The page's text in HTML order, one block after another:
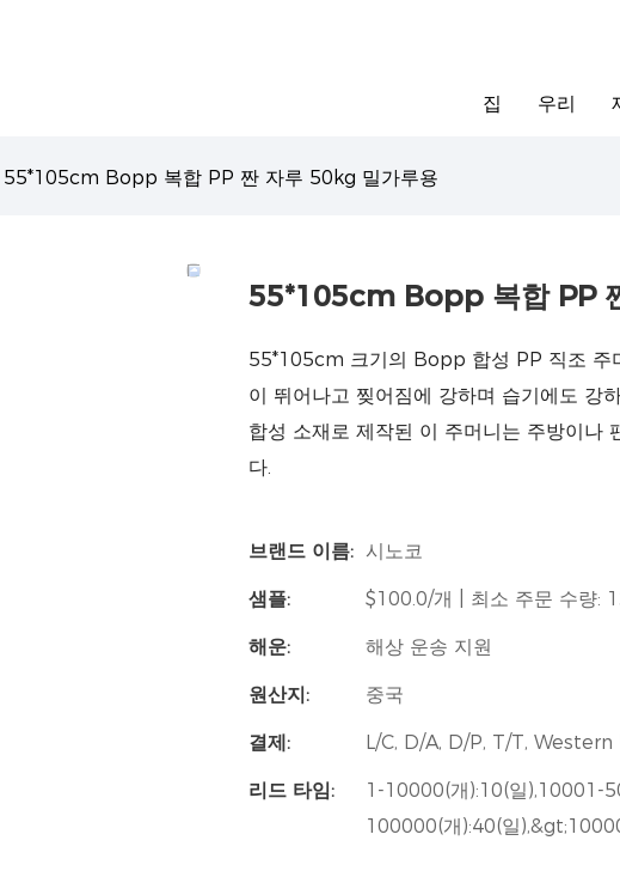
집 우리
55*105cm Bopp 복합 PP 짠 자루 50kg 밀가루용
55*105cm Bopp 복합 PP
55*105cm 크기의 Bopp 합성 PP 직조 주
이 뛰어나고 찢어짐에 강하며 습기에도 강
합성 소재로 제작된 이 주머니는 주방이나
다.
브랜드 이름: 시노코
샘플: $100.0/개 | 최소 주문 수량: 1
해운: 해상 운송 지원
원산지: 중국
결제: L/C, D/A, D/P, T/T,
리드 타임:
1-10000(개):10(일),10001-
100000(개):40(일